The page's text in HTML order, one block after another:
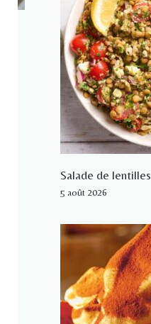
Salade de lentilles
5 août 2026